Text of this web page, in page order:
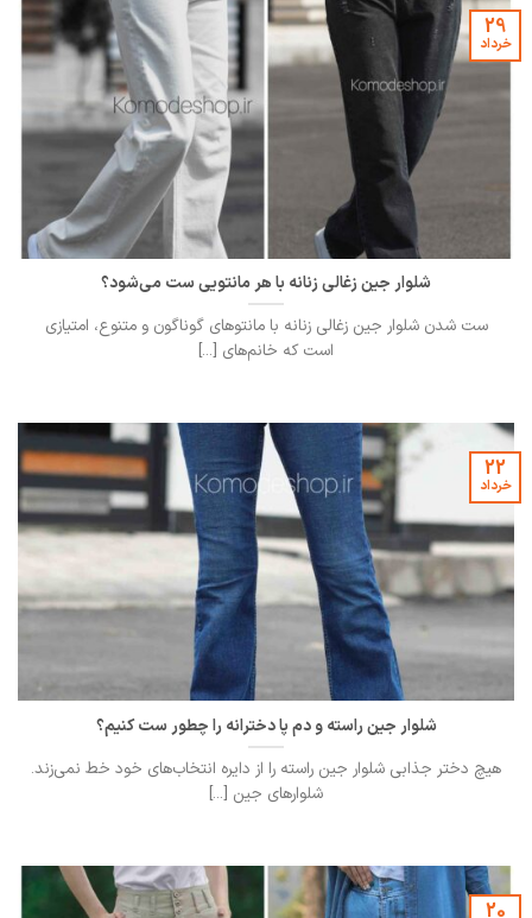
شلوار جین زغالی زنانه با هر مانتویی ست می‌شود؟
ست شدن شلوار جین زغالی زنانه با مانتوهای گوناگون و متنوع، امتیازی
است که خانم‌های [...]
29
خرداد
شلوار جین راسته و دم پا دخترانه را چطور ست کنیم؟
هیچ دختر جذابی شلوار جین راسته را از دایره انتخاب‌های خود خط نمی‌زند.
شلوارهای جین [...]
22
خرداد
20